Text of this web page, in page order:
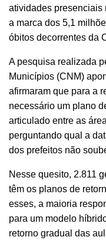
atividades presenciais
a marca dos 5,1
óbitos decorrentes da
A pesquisa realizada
Municípios (CNM)
afirmaram que para a
necessário um plano
articulado entre as
perguntando qual a
dos prefeitos não
Nesse quesito, 2.811
têm os planos de
esses, a maioria
para um modelo
retorno gradual das